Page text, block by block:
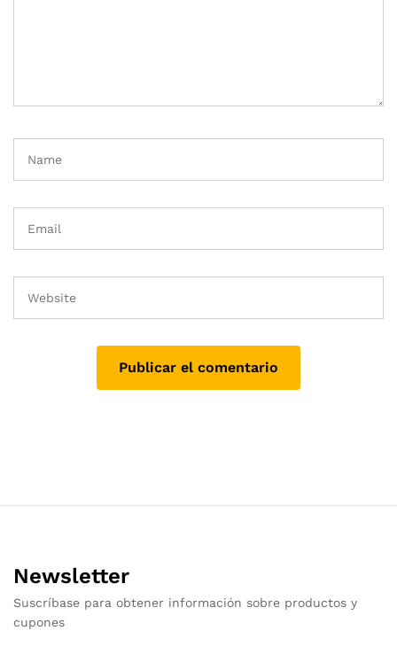
Newsletter
Suscríbase para obtener información sobre productos y
cupones